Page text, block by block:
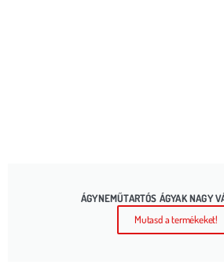
ÁGYNEMŰTARTÓS ÁGYAK NAGY
Mutasd a termékeket!